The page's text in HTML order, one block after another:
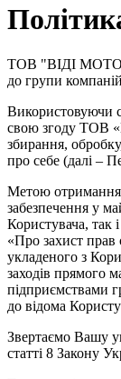
ТОВ "ВІДІ МОТО
до групи
Використовуючи
свою згоду ТОВ
збирання,
про себе (далі –
Метою отримання
забезпечення у
Користувача, так
«Про захист прав
укладеного з
заходів прямого
підприємствами
до відома
Звертаємо Вашу
статті 8 Закону